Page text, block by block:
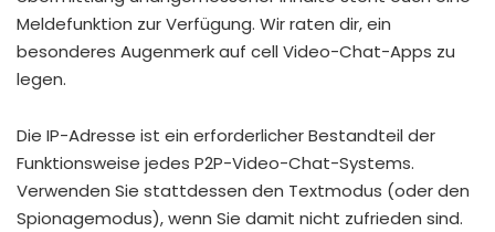
Meldefunktion zur Verfügung. Wir raten dir, ein
besonderes Augenmerk auf cell Video-Chat-Apps zu
legen.
Die IP-Adresse ist ein erforderlicher Bestandteil der
Funktionsweise jedes P2P-Video-Chat-Systems.
Verwenden Sie stattdessen den Textmodus (oder den
Spionagemodus), wenn Sie damit nicht zufrieden sind.